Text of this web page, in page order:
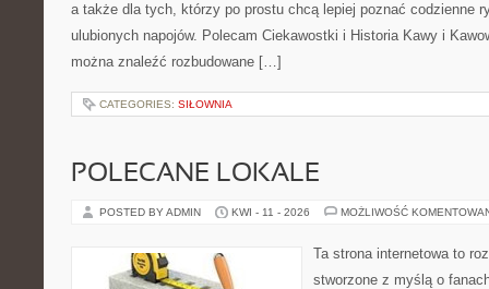
a także dla tych, którzy po prostu chcą lepiej poznać codzienne
ulubionych napojów. Polecam Ciekawostki i Historia Kawy i
można znaleźć rozbudowane […]
CATEGORIES: SIŁOWNIA
POLECANE LOKALE
POSTED BY ADMIN KWI - 11 - 2026 MOŻLIWOŚĆ
Ta strona internetowa to
stworzone z myślą o